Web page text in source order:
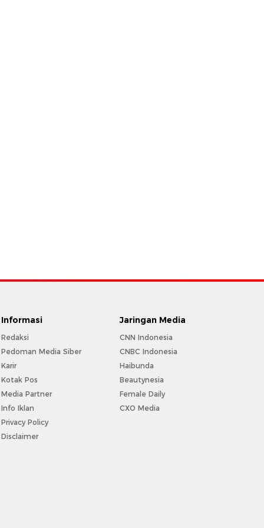
Informasi
Redaksi
Pedoman Media Siber
Karir
Kotak Pos
Media Partner
Info Iklan
Privacy Policy
Disclaimer
Jaringan Media
CNN Indonesia
CNBC Indonesia
Haibunda
Beautynesia
Female Daily
CXO Media